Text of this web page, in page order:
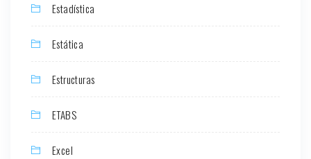
Estadística
Estática
Estructuras
ETABS
Excel